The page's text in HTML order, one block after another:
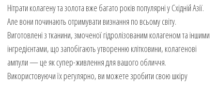
Нітрати колагену та золота вже багато років популярні у Східній Азії.
Але вони починають отримувати визнання по всьому світу.
Виготовлені з тканини, змоченої гідролізованим колагеном та іншими
інгредієнтами, що запобігають утворенню клітковини, колагенові
ампули — це як супер-живлення для вашого обличчя.
Використовуючи їх регулярно, ви можете зробити свою шкіру